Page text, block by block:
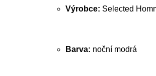
Výrobce: Selected
Barva: noční modrá